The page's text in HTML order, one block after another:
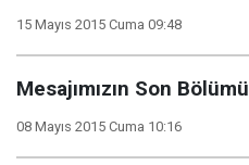
15 Mayıs 2015 Cuma 09:48
Mesajımızın Son Bölümü
08 Mayıs 2015 Cuma 10:16